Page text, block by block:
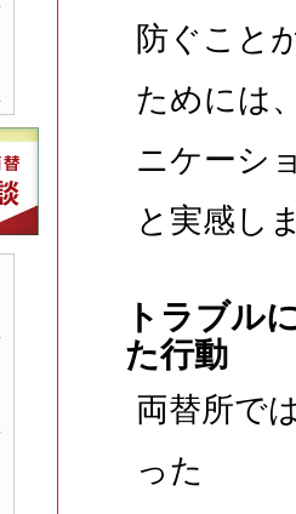
防ぐこと
ためには
ニケーシ
と実感し
トラブル
た行動
両替所で
った